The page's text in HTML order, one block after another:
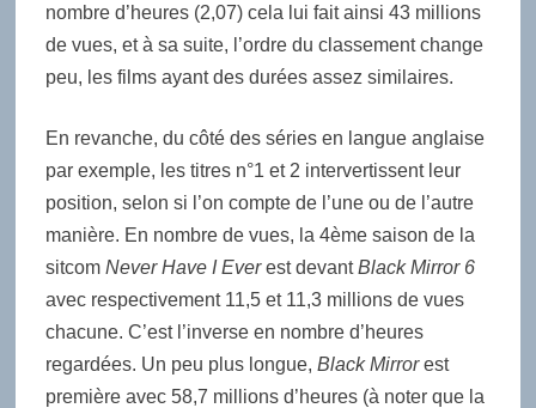
nombre d’heures (2,07) cela lui fait ainsi 43 millions
de vues, et à sa suite, l’ordre du classement change
peu, les films ayant des durées assez similaires.
En revanche, du côté des séries en langue anglaise
par exemple, les titres n°1 et 2 intervertissent leur
position, selon si l’on compte de l’une ou de l’autre
manière. En nombre de vues, la 4ème saison de la
sitcom Never Have I Everest devantBlack Mirror 6
avec respectivement 11,5 et 11,3 millions de vues
chacune. C’est l’inverse en nombre d’heures
regardées. Un peu plus longue, Black Mirrorest
première avec 58,7 millions d’heures (à noter que la